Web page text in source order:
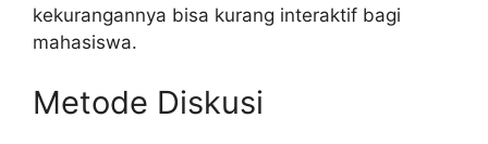
kekurangannya bisa kurang interaktif bagi
mahasiswa.
Metode Diskusi